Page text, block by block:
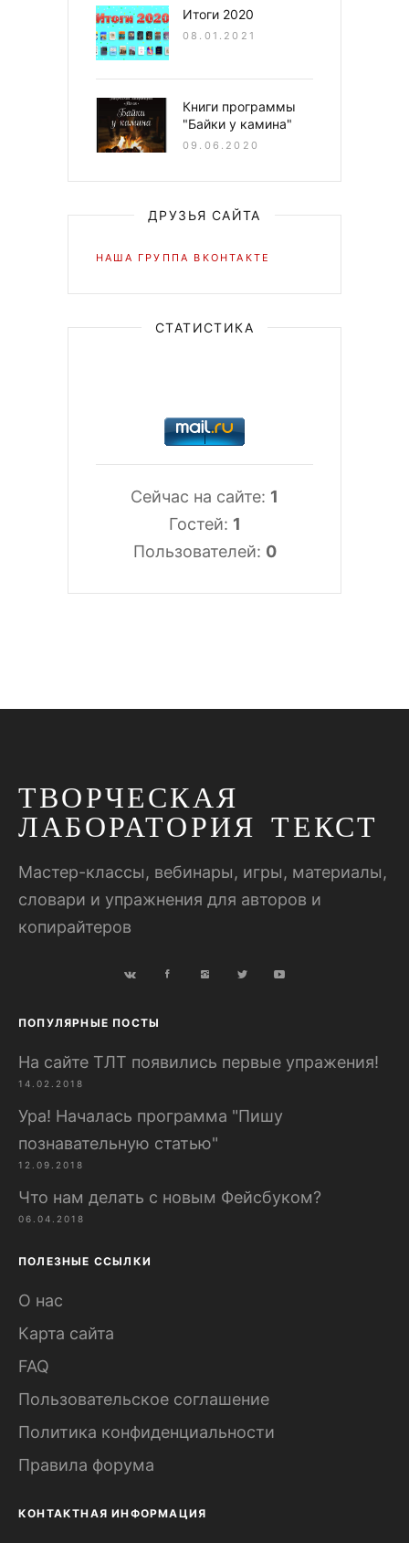
Итоги 2020
08.01.2021
Книги программы
"Байки у камина"
09.06.2020
ДРУЗЬЯ САЙТА
НАША ГРУППА ВКОНТАКТЕ
СТАТИСТИКА
Сейчас на сайте: 1
Гостей: 1
Пользователей: 0
ТВОРЧЕСКАЯ
ЛАБОРАТОРИЯ ТЕКСТ
Мастер-классы, вебинары, игры, материалы,
словари и упражнения для авторов и
копирайтеров
ПОПУЛЯРНЫЕ ПОСТЫ
На сайте ТЛТ появились первые упражения!
14.02.2018
Ура! Началась программа "Пишу
познавательную статью"
12.09.2018
Что нам делать с новым Фейсбуком?
06.04.2018
ПОЛЕЗНЫЕ ССЫЛКИ
О нас
Карта сайта
FAQ
Пользовательское соглашение
Политика конфиденциальности
Правила форума
КОНТАКТНАЯ ИНФОРМАЦИЯ